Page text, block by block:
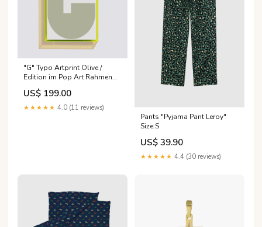
"G" Typo Artprint Olive /
Edition im Pop Art Rahmen
Größe:Musterdruck 20x30cm
(ohne Rahmen)
US$ 199.00
★★★★★ 4.0 (11 reviews)
Pants "Pyjama Pant Leroy"
Size:S
US$ 39.90
★★★★★ 4.4 (30 reviews)